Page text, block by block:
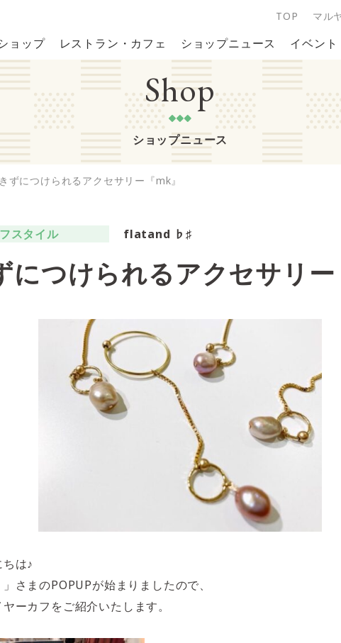
TOP マル
ョップ レストラン・カフェ ショップニュース イベン
Shop
ショップニュース
ずにつけられるアクセサリー『mk』
スタイル flatand ♭♯
につけられるアクセサリー
は♪
さまのPOPUPが始まりましたので、
ーカフをご紹介いたします。